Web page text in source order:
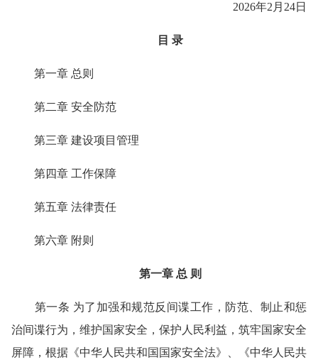
2026年2月24日
目 录
第一章 总则
第二章 安全防范
第三章 建设项目管理
第四章 工作保障
第五章 法律责任
第六章 附则
第一章 总 则
第一条 为了加强和规范反间谍工作，防范、制止和惩
治间谍行为，维护国家安全，保护人民利益，筑牢国家安全
屏障，根据《中华人民共和国国家安全法》、《中华人民共